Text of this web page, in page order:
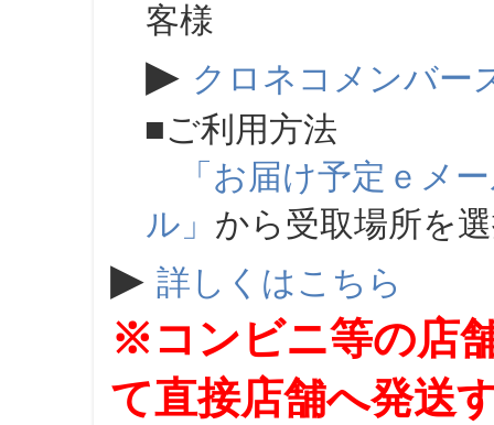
客様
▶ クロネコメンバー
■ご利用方法
「お届け予定ｅメ
ル」 から受取場所を
▶ 詳しくはこちら
※コンビニ等の店
て直接店舗へ発送